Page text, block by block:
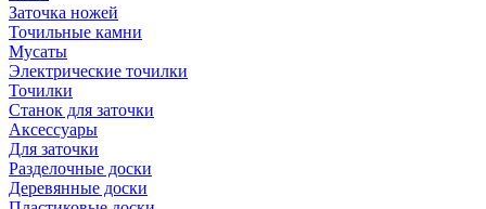
Заточка ножей
Точильные камни
Мусаты
Электрические точилки
Точилки
Станок для заточки
Аксессуары
Для заточки
Разделочные доски
Деревянные доски